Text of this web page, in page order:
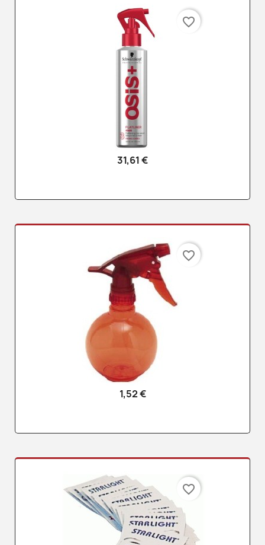
31,61 €
favorite_border
1,52 €
favorite_border
favorite_border